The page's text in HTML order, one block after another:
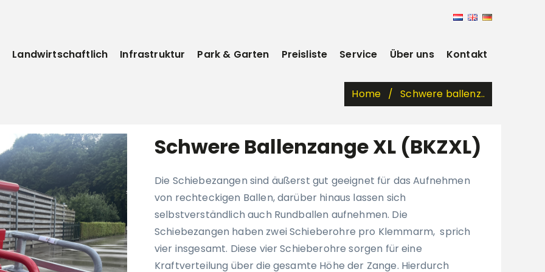
Landwirtschaftlich Infrastruktur Park & Garten Preisliste Service Über uns Kontakt
Home Schwere ballenz..
Schwere Ballenzange XL (BKZXL)
Die Schiebezangen sind äußerst gut geeignet für das Aufnehmen
von rechteckigen Ballen, darüber hinaus lassen sich
selbstverständlich auch Rundballen aufnehmen. Die
Schiebezangen haben zwei Schieberohre pro Klemmarm, sprich
vier insgesamt. Diese vier Schieberohre sorgen für eine
Kraftverteilung über die gesamte Höhe der Zange. Hierdurch